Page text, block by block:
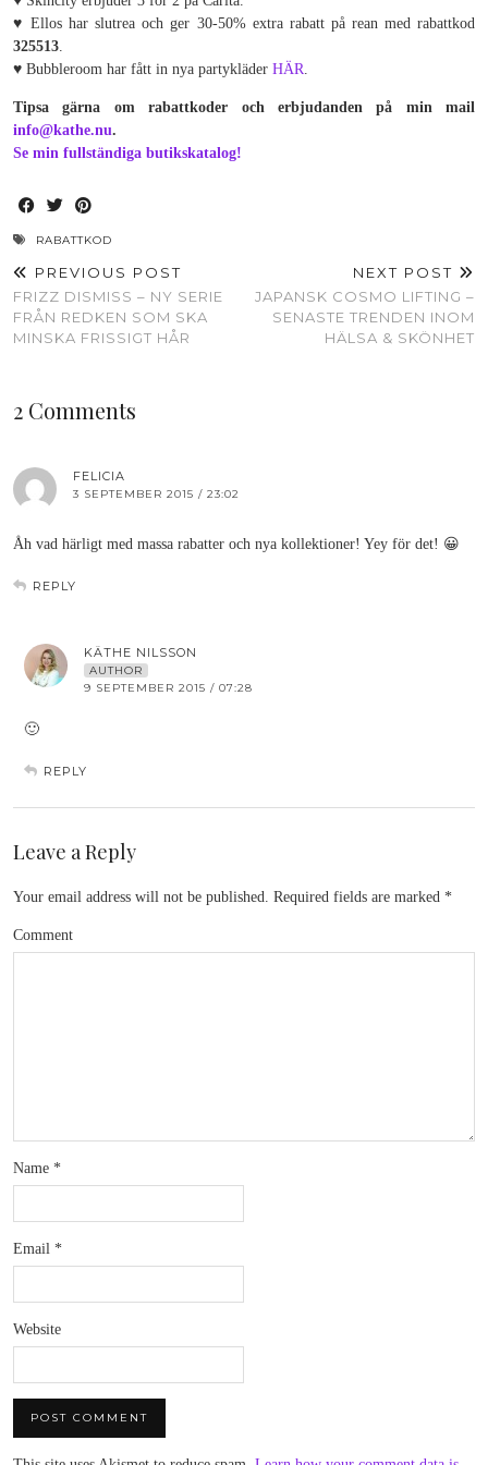
♥ Ellos har slutrea och ger 30-50% extra rabatt på rean med rabattkod
325513.
♥ Bubbleroom har fått in nya partykläder HÄR.
Tipsa gärna om rabattkoder och erbjudanden på min mail
info@kathe.nu.
Se min fullständiga butikskatalog!
RABATTKOD
PREVIOUS POST
FRIZZ DISMISS – NY SERIE
FRÅN REDKEN SOM SKA
MINSKA FRISSIGT HÅR
NEXT POST
JAPANSK COSMO LIFTING –
SENASTE TRENDEN INOM
HÄLSA & SKÖNHET
2 Comments
FELICIA
3 SEPTEMBER 2015 / 23:02
Åh vad härligt med massa rabatter och nya kollektioner! Yey för det! 😀
REPLY
KÄTHE NILSSON
AUTHOR
9 SEPTEMBER 2015 / 07:28
🙂
REPLY
Leave a Reply
Your email address will not be published. Required fields are marked *
Comment
Name *
Email *
Website